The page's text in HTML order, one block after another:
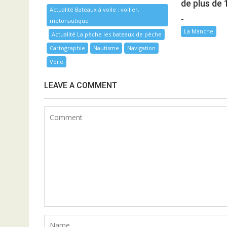
Actualité Bateaux à voile : voilier,
motonautique
Actualité La pèche les bateaux de pèche
Cartographie
Nautisme
Navigation
Voile
de plus de
-
La Manche
LEAVE A COMMENT